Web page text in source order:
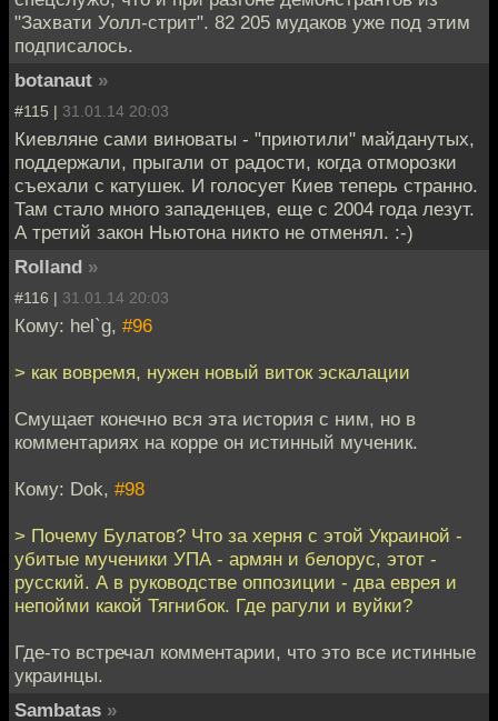
"Захвати Уолл-стрит". 82 205 мудаков уже под этим
подписалось.
botanaut »
#115 | 31.01.14 20:03
Киевляне сами виноваты - "приютили" майданутых,
поддержали, прыгали от радости, когда отморозки
съехали с катушек. И голосует Киев теперь странно.
Там стало много западенцев, еще с 2004 года лезут.
А третий закон Ньютона никто не отменял. :-)
Rolland »
#116 | 31.01.14 20:03
Кому: hel`g, #96
> как вовремя, нужен новый виток эскалации
Смущает конечно вся эта история с ним, но в
комментариях на корре он истинный мученик.
Кому: Dok, #98
> Почему Булатов? Что за херня с этой Украиной -
убитые мученики УПА - армян и белорус, этот -
русский. А в руководстве оппозиции - два еврея и
непойми какой Тягнибок. Где рагули и вуйки?
Где-то встречал комментарии, что это все истинные
украинцы.
Sambatas »